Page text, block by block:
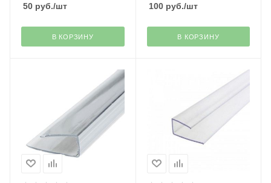
50 руб./шт
В КОРЗИНУ
100руб./шт
В КОРЗИНУ